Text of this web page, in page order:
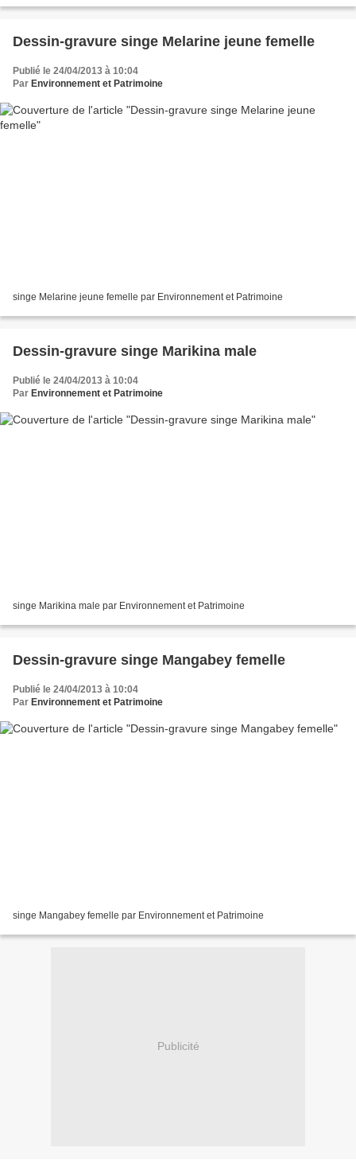
Dessin-gravure singe Melarine jeune femelle
Publié le 24/04/2013 à 10:04
Par Environnement et Patrimoine
singe Melarine jeune femelle par Environnement et Patrimoine
Dessin-gravure singe Marikina male
Publié le 24/04/2013 à 10:04
Par Environnement et Patrimoine
singe Marikina male par Environnement et Patrimoine
Dessin-gravure singe Mangabey femelle
Publié le 24/04/2013 à 10:04
Par Environnement et Patrimoine
singe Mangabey femelle par Environnement et Patrimoine
Publicité